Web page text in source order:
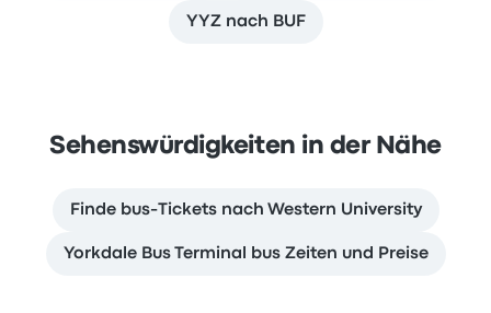
YYZ nach BUF
Sehenswürdigkeiten in der Nähe
Finde bus-Tickets nach Western University
Yorkdale Bus Terminal bus Zeiten und Preise